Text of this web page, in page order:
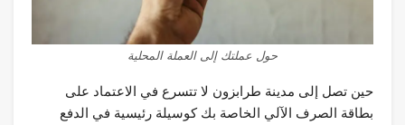
حول عملتك إلى العملة المحلية
حين تصل إلى مدينة طرابزون لا تتسرع في الاعتماد على
بطاقة الصرف الآلي الخاصة بك كوسيلة رئيسية في الدفع